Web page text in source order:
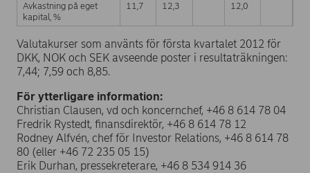
Avkastning på eget
kapital, %
11,7 12,3 12,0
Valutakurser som använts för första kvartalet 2012 för
DKK, NOK och SEK avseende poster i resultaträkningen:
7,44; 7,59 och 8,85.
För ytterligare information:
Christian Clausen, vd och koncernchef, +46 8 614 78 04
Fredrik Rystedt, finansdirektör, +46 8 614 78 12
Rodney Alfvén, chef för Investor Relations, +46 8 614 78
80 (eller +46 72 235 05 15)
Erik Durhan, pressekreterare, +46 8 534 914 36